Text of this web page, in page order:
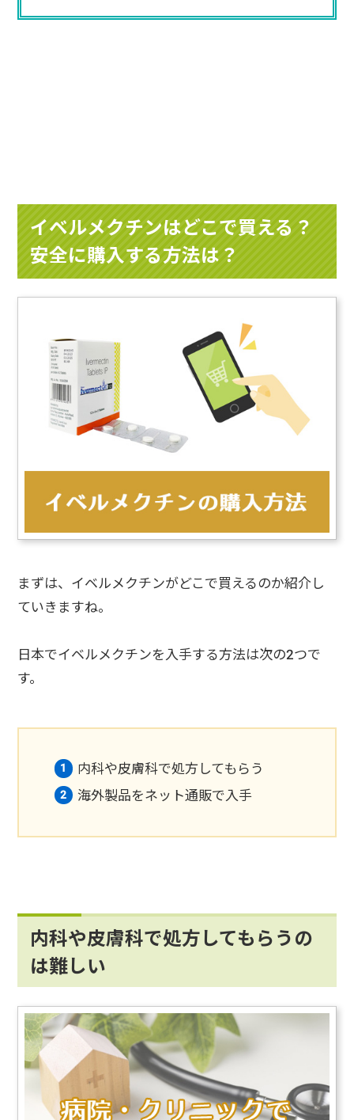
イベルメクチンはどこで買える？
安全に購入する方法は？
まずは、イベルメクチンがどこで買えるのか紹介し
ていきますね。
日本でイベルメクチンを入手する方法は次の2つで
す。
内科や皮膚科で処方してもらう
海外製品をネット通販で入手
内科や皮膚科で処方してもらうの
は難しい